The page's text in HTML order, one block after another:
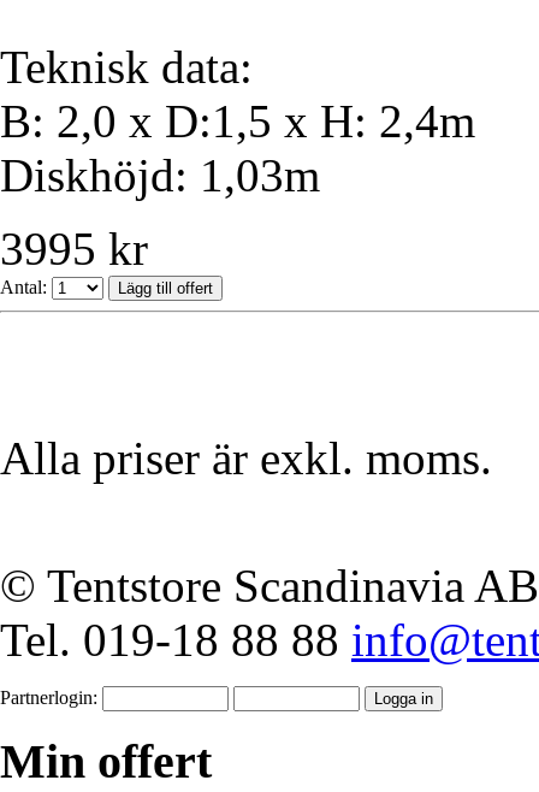
Teknisk data:
B: 2,0 x D:1,5 x H: 2,4m
Diskhöjd: 1,03m
3995 kr
Antal:
Alla priser är exkl. moms.
© Tentstore Scandinavia AB
Tel. 019-18 88 88
Partnerlogin:
Min offert